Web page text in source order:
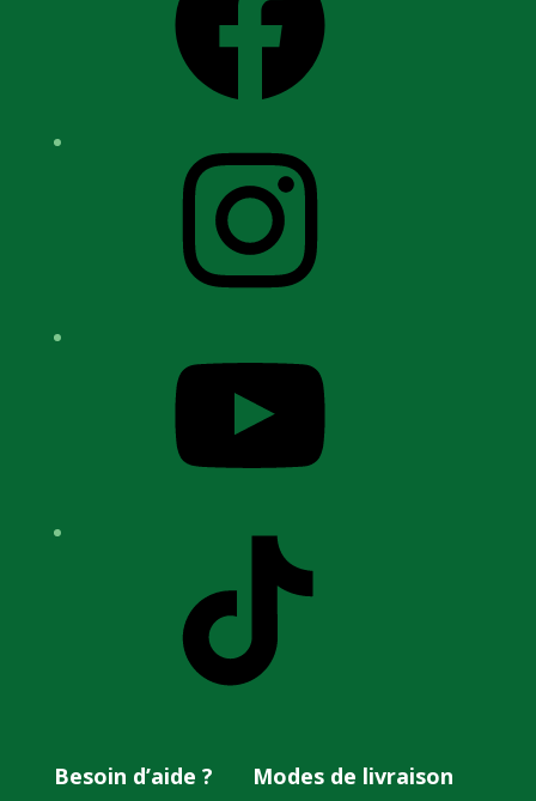
Besoin d’aide ? Modes de livraison